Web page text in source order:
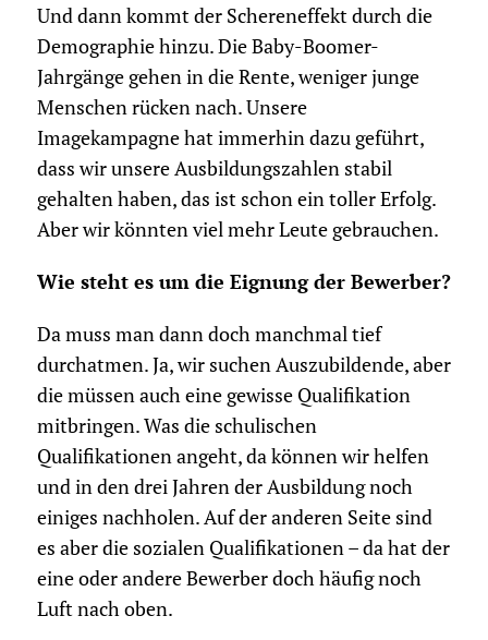
Und dann kommt der Schereneffekt durch die
Demographie hinzu. Die Baby-Boomer-
Jahrgänge gehen in die Rente, weniger junge
Menschen rücken nach. Unsere
Imagekampagne hat immerhin dazu geführt,
dass wir unsere Ausbildungszahlen stabil
gehalten haben, das ist schon ein toller Erfolg.
Aber wir könnten viel mehr Leute gebrauchen.
Wie steht es um die Eignung der Bewerber?
Da muss man dann doch manchmal tief
durchatmen. Ja, wir suchen Auszubildende, aber
die müssen auch eine gewisse Qualifikation
mitbringen. Was die schulischen
Qualifikationen angeht, da können wir helfen
und in den drei Jahren der Ausbildung noch
einiges nachholen. Auf der anderen Seite sind
es aber die sozialen Qualifikationen – da hat der
eine oder andere Bewerber doch häufig noch
Luft nach oben.